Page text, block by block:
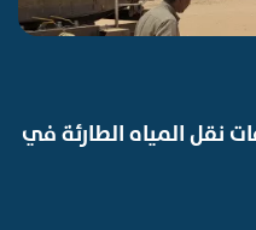
نقل المياه الطارئة في